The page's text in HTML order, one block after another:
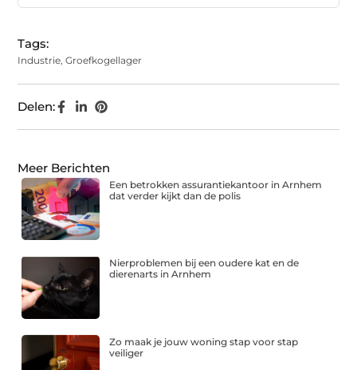
Tags:
Industrie,Groefkogellager
Delen:
Meer Berichten
Een betrokken assurantiekantoor in Arnhem
dat verder kijkt dan de polis
Nierproblemen bij een oudere kat en de
dierenarts in Arnhem
Zo maak je jouw woning stap voor stap
veiliger